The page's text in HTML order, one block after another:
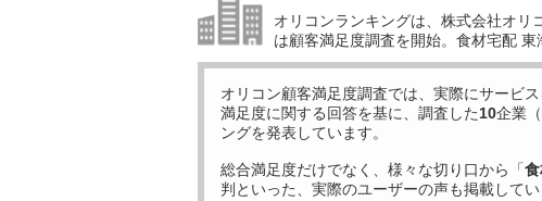
オリコンランキングは、株式会社オリ
は顧客満足度調査を開始。食材宅配
オリコン顧客満足度調査では、実際にサービ
満足度に関する回答を基に、調査した10企業
ングを発表しています。
総合満足度だけでなく、様々な切り口から「
判といった、実際のユーザーの声も掲載してい